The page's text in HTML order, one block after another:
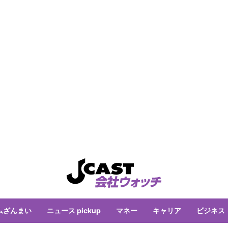
ざんまい ニュース pickup マネー キャリア ビジネス